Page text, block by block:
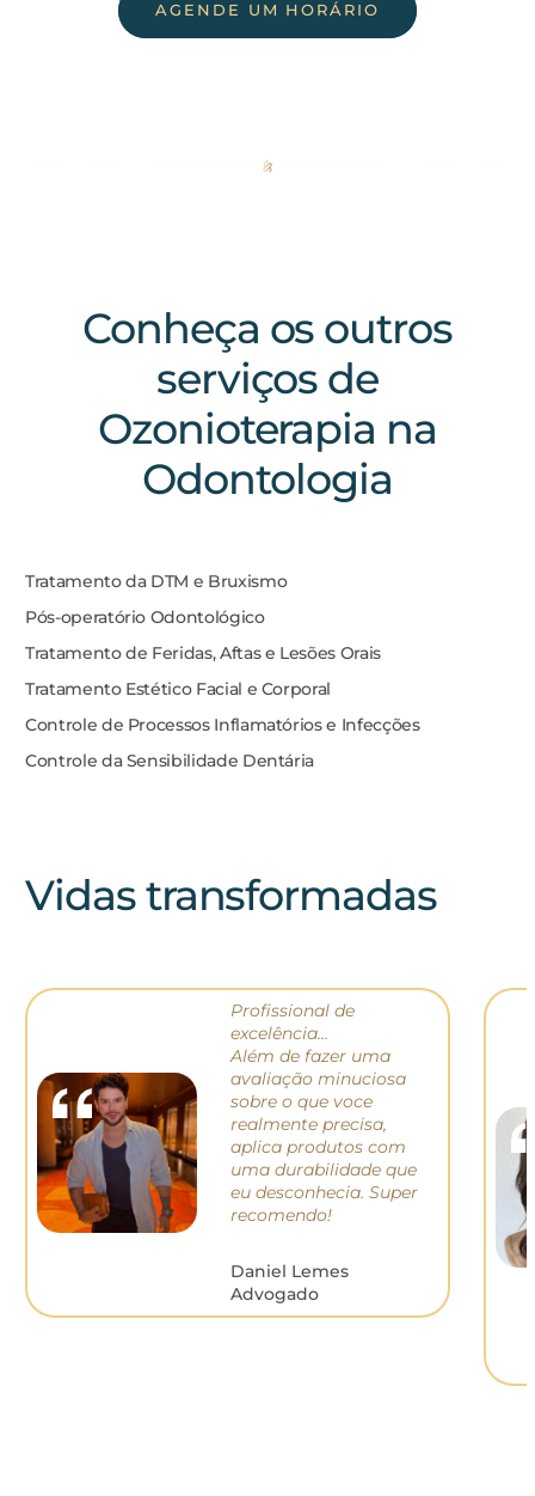
AGENDE UM HORÁRIO
Conheça os outros
serviços de
Ozonioterapia na
Odontologia
Tratamento da DTM e Bruxismo
Pós-operatório Odontológico
Tratamento de Feridas, Aftas e Lesões Orais
Tratamento Estético Facial e Corporal
Controle de Processos Inflamatórios e Infecções
Controle da Sensibilidade Dentária
Vidas transformadas
Profissional de
excelência…
Além de fazer uma
avaliação minuciosa
sobre o que voce
realmente precisa,
aplica produtos com
uma durabilidade que
eu desconhecia. Super
recomendo!
Daniel Lemes
Advogado